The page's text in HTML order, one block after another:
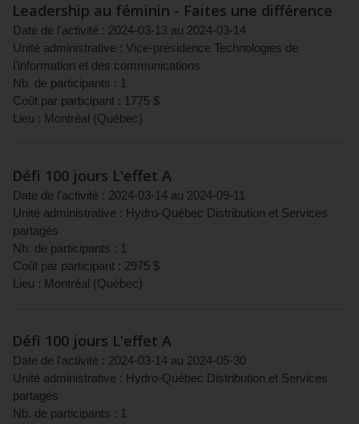
Leadership au féminin - Faites une différence
Date de l'activité : 2024-03-13 au 2024-03-14
Unité administrative : Vice-présidence Technologies de
l'information et des communications
Nb. de participants : 1
Coût par participant : 1775 $
Lieu : Montréal (Québec)
Défi 100 jours L'effet A
Date de l'activité : 2024-03-14 au 2024-09-11
Unité administrative : Hydro-Québec Distribution et Services
partagés
Nb. de participants : 1
Coût par participant : 2975 $
Lieu : Montréal (Québec)
Défi 100 jours L'effet A
Date de l'activité : 2024-03-14 au 2024-05-30
Unité administrative : Hydro-Québec Distribution et Services
partagés
Nb. de participants : 1